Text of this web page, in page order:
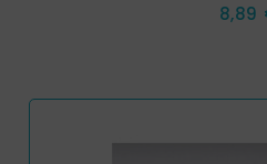
Prix
8,89